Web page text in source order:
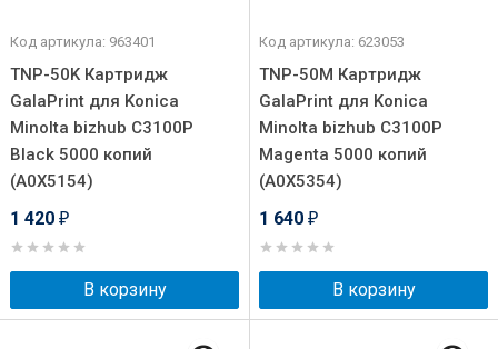
Код артикула: 963401
TNP-50K Картридж
GalaPrint для Konica
Minolta bizhub C3100P
Black 5000 копий
(A0X5154)
1 420 ₽
В корзину
Код артикула: 623053
TNP-50M Картридж
GalaPrint для Konica
Minolta bizhub C3100P
Magenta 5000 копий
(A0X5354)
1 640 ₽
В корзину